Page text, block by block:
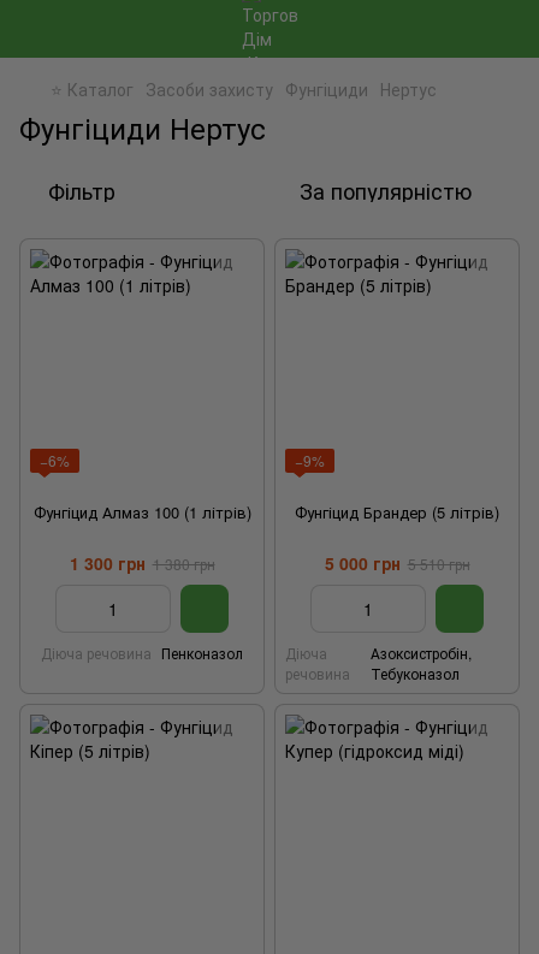
⭐ Каталог Засоби захисту Фунгіциди Нертус
Фунгіциди Нертус
Фільтр За популярністю
−6%
Фунгіцид Алмаз 100 (1 літрів)
1 300 грн 1 380 грн
Діюча речовина Пенконазол
−9%
Фунгіцид Брандер (5 літрів)
5 000 грн 5 510 грн
Діюча
речовина
Азоксистробін,
Тебуконазол